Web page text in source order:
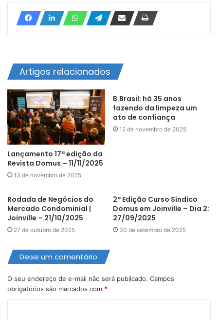
Artigos relacionados
Lançamento 17ª edição da
Revista Domus – 11/11/2025
13 de novembro de 2025
B.Brasil: há 35 anos
fazendo da limpeza um
ato de confiança
12 de novembro de 2025
Rodada de Negócios do
Mercado Condominial |
Joinville – 21/10/2025
27 de outubro de 2025
2ª Edição Curso Síndico
Domus em Joinville – Dia 2:
27/09/2025
30 de setembro de 2025
Deixe um comentário
O seu endereço de e-mail não será publicado. Campos
obrigatórios são marcados com *